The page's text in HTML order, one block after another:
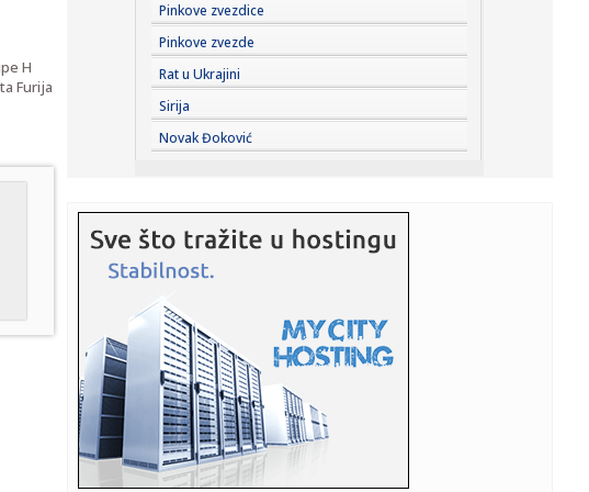
H
Furija
19:22:Lukić potpisuje! Srbin postaje član povratnika (FOTO)
19:19:Požar na deponiji povećao zagađenje u Sremskoj
Mitrovici: Veta...
19:14:Baždar zvanično u novom klubu
19:12: Holivud okrenuo leđa Džaredu Letu? Ostao bez glavne
uloge nakon...
19:07:
19:04:Sergej Trifunović dao iskaz policiji; Evo šta je rekao o
incide...
19:03:Zašto Zelenski baš sad stiže u Srbiju
19:03:Stigli su novi Samsung preklopni kraljevi: Prodaja je
Pinkove zvezdice
Pinkove zvezde
Rat u Ukrajini
Sirija
Novak Đoković